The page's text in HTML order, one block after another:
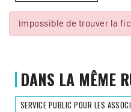
Impossible de trouver la
DANS LA MÊME
SERVICE PUBLIC POUR LES